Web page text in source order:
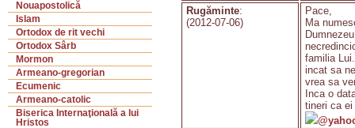
Nouapostolică
Islam
Ortodox de rit vechi
Ortodox Sârb
Mormon
Armeano-gregorian
Ecumenic
Armeano-catolic
Biserica Internaţională a lui
Hristos
Rugăminte:
(2012-07-06)
Pace,
Ma
familia
incat sa
vrea sa
Inca o
tineri ca